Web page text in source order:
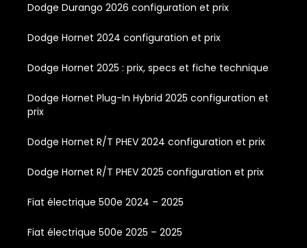
Dodge Durango 2026 configuration et prix
Dodge Hornet 2024 configuration et prix
Dodge Hornet 2025 : prix, specs et fiche technique
Dodge Hornet Plug-In Hybrid 2025 configuration et
prix
Dodge Hornet R/T PHEV 2024 configuration et prix
Dodge Hornet R/T PHEV 2025 configuration et prix
Fiat électrique 500e 2024 – 2025
Fiat électrique 500e 2025 – 2025